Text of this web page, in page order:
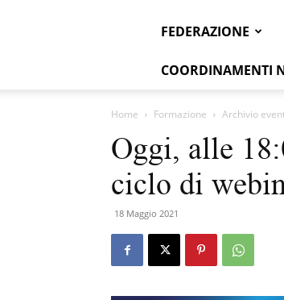
FEDERAZIONE
COORDINAMENTI
Home Formazione Archivio
Oggi, alle
ciclo di
18 Maggio 2021